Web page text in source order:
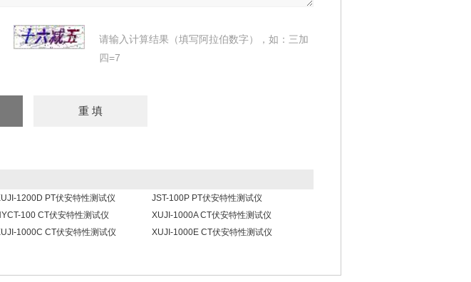
请输入计算结果（填写阿拉伯数字），如：三加
四=7
1200D PT伏安特性测试仪
JST-100P PT伏安特性测试仪
100 CT伏安特性测试仪
XUJI-1000A CT伏安特性测试仪
1000C CT伏安特性测试仪
XUJI-1000E CT伏安特性测试仪